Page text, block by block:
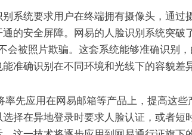
系统要求用户在终端拥有摄像头，通过
的安全屏障。网易的人脸识别系统突破
会被照片欺骗。这套系统能够准确识别
准确识别在不同环境和光线下的容貌差异
先应用在网易邮箱等产品上，提高这些
择在异地登录时要求人脸认证，或者短